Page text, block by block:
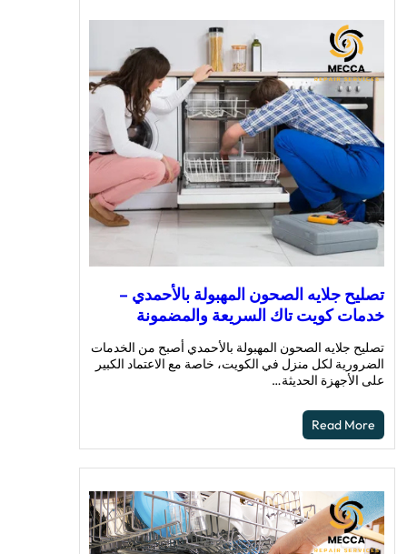
تصليح جلايه الصحون المهبولة بالأحمدي –
خدمات كويت تاك السريعة والمضمونة
تصليح جلايه الصحون المهبولة بالأحمدي أصبح من الخدمات
الضرورية لكل منزل في الكويت، خاصة مع الاعتماد الكبير
على الأجهزة الحديثة…
Read More